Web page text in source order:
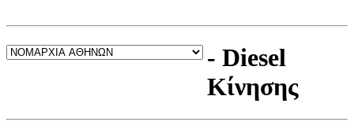
- Diesel
Κίνησης